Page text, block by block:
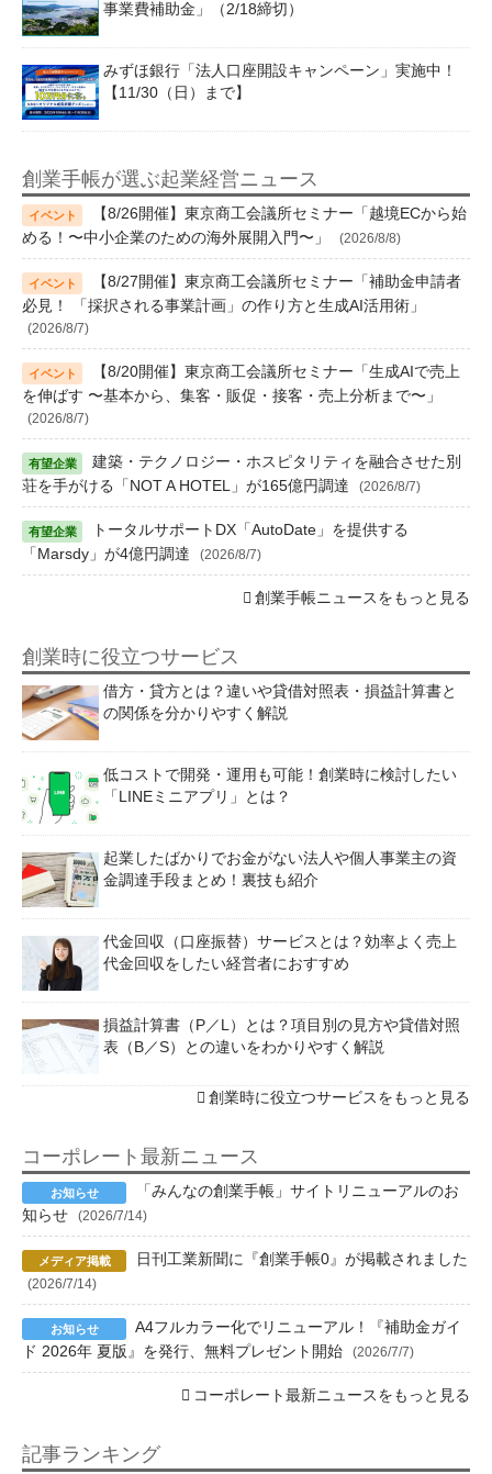
事業費補助金」（2/18締切）
みずほ銀行「法人口座開設キャンペーン」実施中！
【11/30（日）まで】
創業手帳が選ぶ起業経営ニュース
【8/26開催】東京商工会議所セミナー「越境ECから始
める！〜中小企業のための海外展開入門〜」
(2026/8/8)
【8/27開催】東京商工会議所セミナー「補助金申請者
必見！ 「採択される事業計画」の作り方と生成AI活用術」
(2026/8/7)
【8/20開催】東京商工会議所セミナー「生成AIで売上
を伸ばす 〜基本から、集客・販促・接客・売上分析まで〜」
(2026/8/7)
建築・テクノロジー・ホスピタリティを融合させた別
荘を手がける「NOT A HOTEL」が165億円調達
(2026/8/7)
トータルサポートDX「AutoDate」を提供する
「Marsdy」が4億円調達
(2026/8/7)
創業手帳ニュースをもっと見る
創業時に役立つサービス
借方・貸方とは？違いや貸借対照表・損益計算書と
の関係を分かりやすく解説
低コストで開発・運用も可能！創業時に検討したい
「LINEミニアプリ」とは？
起業したばかりでお金がない法人や個人事業主の資
金調達手段まとめ！裏技も紹介
代金回収（口座振替）サービスとは？効率よく売上
代金回収をしたい経営者におすすめ
損益計算書（P／L）とは？項目別の見方や貸借対照
表（B／S）との違いをわかりやすく解説
創業時に役立つサービスをもっと見る
コーポレート最新ニュース
「みんなの創業手帳」サイトリニューアルのお
知らせ
(2026/7/14)
日刊工業新聞に『創業手帳0』が掲載されました
(2026/7/14)
A4フルカラー化でリニューアル！『補助金ガイ
ド 2026年 夏版』を発行、無料プレゼント開始
(2026/7/7)
コーポレート最新ニュースをもっと見る
記事ランキング